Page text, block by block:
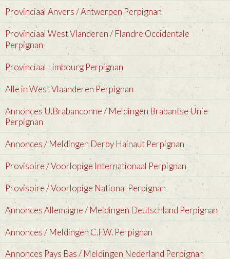
Provinciaal Anvers / Antwerpen Perpignan
Provinciaal West Vlanderen / Flandre Occidentale
Perpignan
Provinciaal Limbourg Perpignan
Alle in West Vlaanderen Perpignan
Annonces U.Brabanconne / Meldingen Brabantse Unie
Perpignan
Annonces / Meldingen Derby Hainaut Perpignan
Provisoire / Voorlopige Internationaal Perpignan
Provisoire / Voorlopige National Perpignan
Annonces Allemagne / Meldingen Deutschland Perpignan
Annonces / Meldingen C.F.W. Perpignan
Annonces Pays Bas / Meldingen Nederland Perpignan